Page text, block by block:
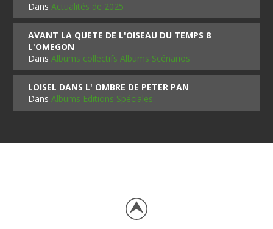
DansActualités de 2025
AVANT LA QUETE DE L'OISEAU DU TEMPS 8
L'OMEGON
DansAlbums collectifs Albums Scénarios
LOISEL DANS L' OMBRE DE PETER PAN
DansAlbums Editions Spéciales